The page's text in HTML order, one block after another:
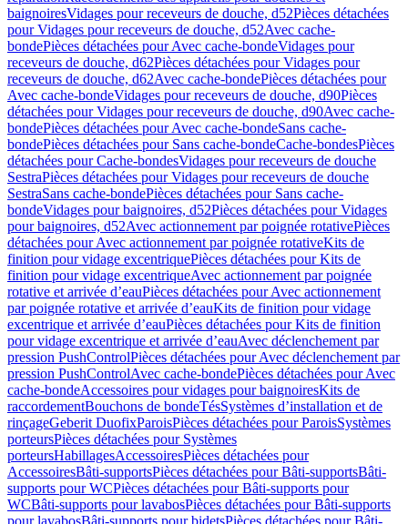
baignoiresVidages pour receveurs de douche, d52Pièces détachées
pour Vidages pour receveurs de douche, d52Avec cache-
bondePièces détachées pour Avec cache-bondeVidages pour
receveurs de douche, d62Pièces détachées pour Vidages pour
receveurs de douche, d62Avec cache-bondePièces détachées pour
Avec cache-bondeVidages pour receveurs de douche, d90Pièces
détachées pour Vidages pour receveurs de douche, d90Avec cache-
bondePièces détachées pour Avec cache-bondeSans cache-
bondePièces détachées pour Sans cache-bondeCache-bondesPièces
détachées pour Cache-bondesVidages pour receveurs de douche
SestraPièces détachées pour Vidages pour receveurs de douche
SestraSans cache-bondePièces détachées pour Sans cache-
bondeVidages pour baignoires, d52Pièces détachées pour Vidages
pour baignoires, d52Avec actionnement par poignée rotativePièces
détachées pour Avec actionnement par poignée rotativeKits de
finition pour vidage excentriquePièces détachées pour Kits de
finition pour vidage excentriqueAvec actionnement par poignée
rotative et arrivée d’eauPièces détachées pour Avec actionnement
par poignée rotative et arrivée d’eauKits de finition pour vidage
excentrique et arrivée d’eauPièces détachées pour Kits de finition
pour vidage excentrique et arrivée d’eauAvec déclenchement par
pression PushControlPièces détachées pour Avec déclenchement par
pression PushControlAvec cache-bondePièces détachées pour Avec
cache-bondeAccessoires pour vidages pour baignoiresKits de
raccordementBouchons de bondeTésSystèmes d’installation et de
rinçageGeberit DuofixParoisPièces détachées pour ParoisSystèmes
porteursPièces détachées pour Systèmes
porteursHabillagesAccessoiresPièces détachées pour
AccessoiresBâti-supportsPièces détachées pour Bâti-supportsBâti-
supports pour WCPièces détachées pour Bâti-supports pour
WCBâti-supports pour lavabosPièces détachées pour Bâti-supports
pour lavabosBâti-supports pour bidetsPièces détachées pour Bâti-